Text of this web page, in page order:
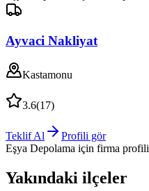
Ayvaci Nakliyat
Kastamonu
3.6(17)
Teklif Al
Profili gör
Eşya Depolama için firma profili
Yakındaki ilçeler